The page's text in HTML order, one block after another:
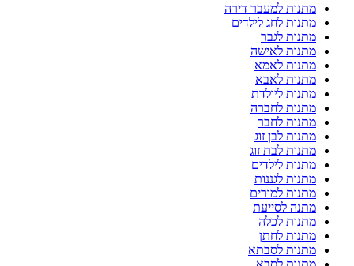
מתנות למעבר דירה
מתנות לחג לילדים
מתנות לגבר
מתנות לאישה
מתנות לאמא
מתנות לאבא
מתנות ליולדת
מתנות לחברה
מתנות לחבר
מתנות לבן זוג
מתנות לבת זוג
מתנות לילדים
מתנות לגננות
מתנות למורים
מתנה לסייעת
מתנות לכלה
מתנות לחתן
מתנות לסבתא